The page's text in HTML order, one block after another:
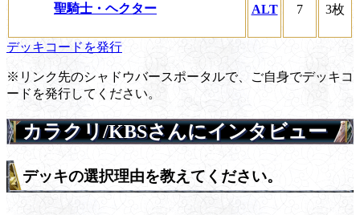
聖騎士・ヘクター ALT 7 3枚
デッキコードを発行
※リンク先のシャドウバースポータルで、ご自身でデッキコ
ードを発行してください。
カラクリ/KBSさんにインタビュー
デッキの選択理由を教えてください。